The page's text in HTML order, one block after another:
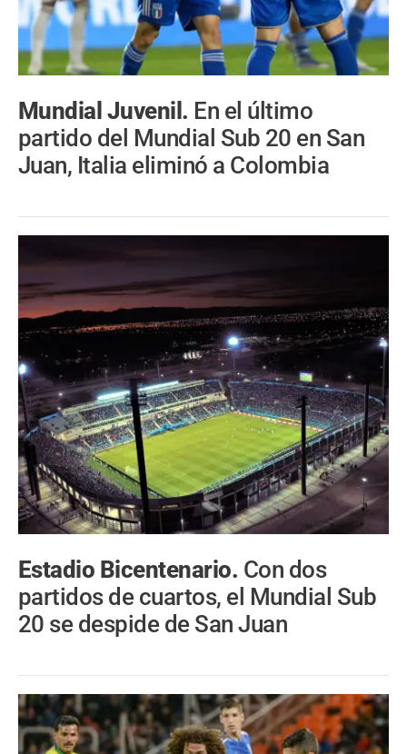
Mundial Juvenil. En el último
partido del Mundial Sub 20 en San
Juan, Italia eliminó a Colombia
Estadio Bicentenario. Con dos
partidos de cuartos, el Mundial Sub
20 se despide de San Juan